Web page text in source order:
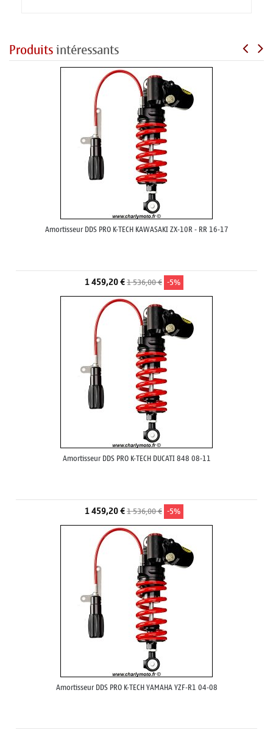
Produitsintéressants
Amortisseur DDS PRO K-TECH KAWASAKI ZX-10R - RR 16-17
1 459,20 €1 536,00 € -5%
Amortisseur DDS PRO K-TECH DUCATI 848 08-11
1 459,20 €1 536,00 € -5%
Amortisseur DDS PRO K-TECH YAMAHA YZF-R1 04-08